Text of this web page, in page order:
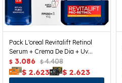
Pack L'oreal Revitalift Retinol
Serum + Crema De Dia + Uv
Defender
$ 3.086 $ 4.408
$ 2.623 $ 2.623